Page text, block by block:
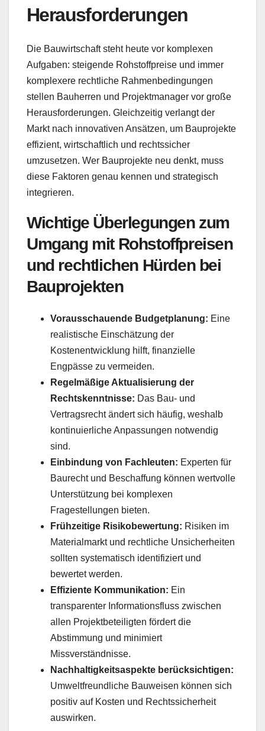
Herausforderungen
Die Bauwirtschaft steht heute vor komplexen
Aufgaben: steigende Rohstoffpreise und immer
komplexere rechtliche Rahmenbedingungen
stellen Bauherren und Projektmanager vor große
Herausforderungen. Gleichzeitig verlangt der
Markt nach innovativen Ansätzen, um Bauprojekte
effizient, wirtschaftlich und rechtssicher
umzusetzen. Wer Bauprojekte neu denkt, muss
diese Faktoren genau kennen und strategisch
integrieren.
Wichtige Überlegungen zum
Umgang mit Rohstoffpreisen
und rechtlichen Hürden bei
Bauprojekten
Vorausschauende Budgetplanung: Eine
realistische Einschätzung der
Kostenentwicklung hilft, finanzielle
Engpässe zu vermeiden.
Regelmäßige Aktualisierung der
Rechtskenntnisse: Das Bau- und
Vertragsrecht ändert sich häufig, weshalb
kontinuierliche Anpassungen notwendig
sind.
Einbindung von Fachleuten: Experten für
Baurecht und Beschaffung können wertvolle
Unterstützung bei komplexen
Fragestellungen bieten.
Frühzeitige Risikobewertung: Risiken im
Materialmarkt und rechtliche Unsicherheiten
sollten systematisch identifiziert und
bewertet werden.
Effiziente Kommunikation: Ein
transparenter Informationsfluss zwischen
allen Projektbeteiligten fördert die
Abstimmung und minimiert
Missverständnisse.
Nachhaltigkeitsaspekte berücksichtigen:
Umweltfreundliche Bauweisen können sich
positiv auf Kosten und Rechtssicherheit
auswirken.